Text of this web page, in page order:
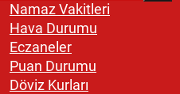
Namaz Vakitleri
Hava Durumu
Eczaneler
Puan Durumu
Döviz Kurları